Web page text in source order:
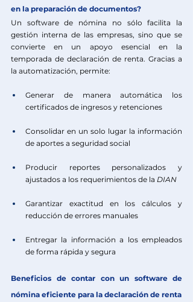
en la preparación de documentos?
Un software de nómina no sólo facilita la
gestión interna de las empresas, sino que se
convierte en un apoyo esencial en la
temporada de declaración de renta. Gracias a
la automatización, permite:
Generar de manera automática los
certificados de ingresos y retenciones
Consolidar en un solo lugar la información
de aportes a seguridad social
Producir reportes personalizados y
ajustados a los requerimientos de la DIAN
Garantizar exactitud en los cálculos y
reducción de errores manuales
Entregar la información a los empleados
de forma rápida y segura
Beneficios de contar con un software de
nómina eficiente para la declaración de renta